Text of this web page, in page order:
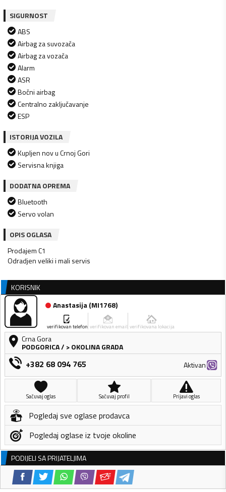
SIGURNOST
ABS
Airbag za suvozača
Airbag za vozača
Alarm
ASR
Bočni airbag
Centralno zaključavanje
ESP
ISTORIJA VOZILA
Kupljen nov u Crnoj Gori
Servisna knjiga
DODATNA OPREMA
Bluetooth
Servo volan
OPIS OGLASA
Prodajem C1
Odradjen veliki i mali servis
KORISNIK
Anastasija(MI1768)
verifikovan telefon verifikovan email verifikovana lokacija
Crna Gora
PODGORICA/ > OKOLINA GRADA
+382 68 094 765 Aktivan
Sačuvaj oglas Sačuvaj profil Prijavi oglas
Pogledaj sve oglase prodavca
Pogledaj oglase iz tvoje okoline
PODIJELI SA PRIJATELJIMA